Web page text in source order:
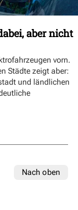
aber nicht
vorn.
Städte zeigt aber:
und ländlichen
Nach oben